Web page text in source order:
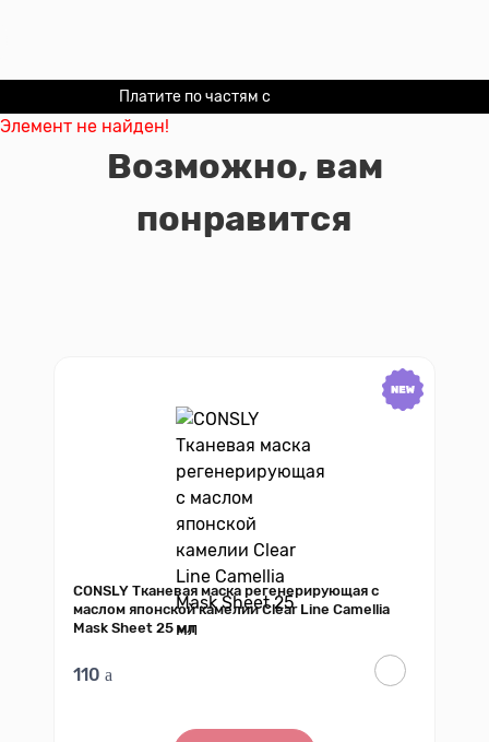
Платите по частям с
Элемент не найден!
Возможно, вам
понравится
CONSLY Тканевая маска регенерирующая с
маслом японской камелии Clear Line Camellia
Mask Sheet 25 мл
110